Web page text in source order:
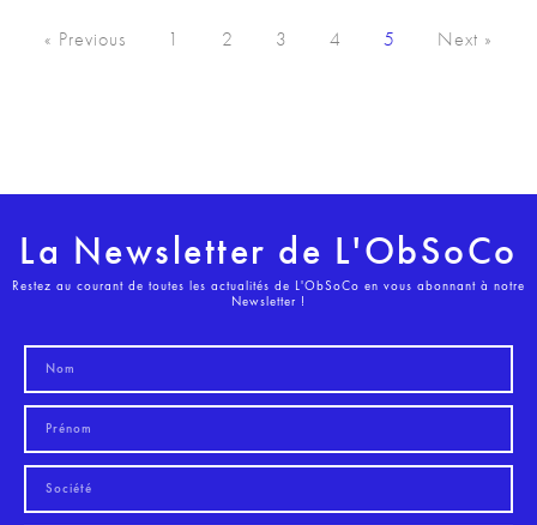
« Previous 1 2 3 4 5 Next »
La Newsletter de L'ObSoCo
Restez au courant de toutes les actualités de L'ObSoCo en vous abonnant à notre
Newsletter !